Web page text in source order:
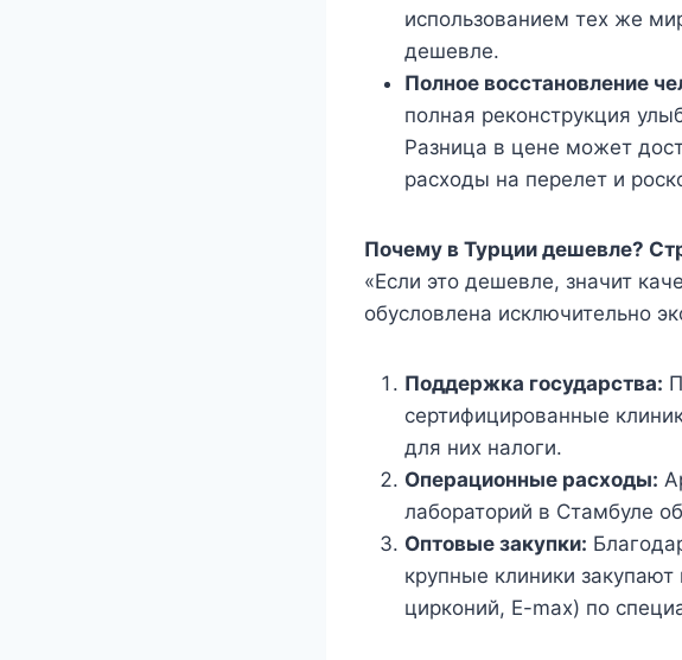
использованием тех же
дешевле.
Полное восстановление
полная реконструкция
Разница в цене может
расходы на перелет и
Почему в Турции дешевле?
«Если это дешевле, значит
обусловлена исключительно
Поддержка государства:
сертифицированные
для них налоги.
Операционные расходы:
лабораторий в Стамбуле
Оптовые закупки:
крупные клиники
цирконий, E-max) по